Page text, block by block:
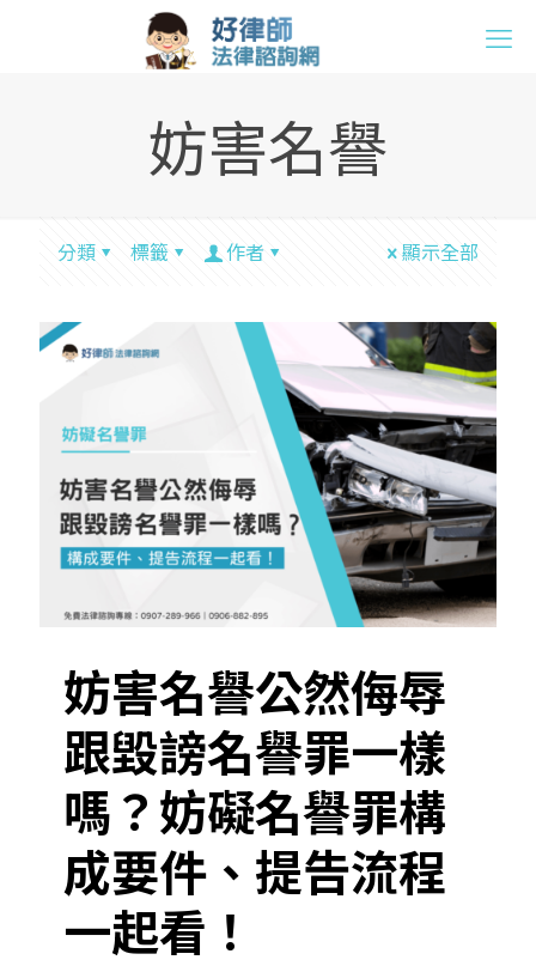
妨害名譽
分類 標籤 作者 顯示全部
妨害名譽公然侮辱
跟毀謗名譽罪一樣
嗎？妨礙名譽罪構
成要件、提告流程
一起看！